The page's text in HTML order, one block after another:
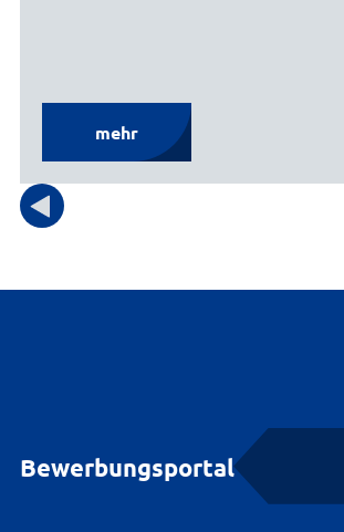
mehr
Bewerbungsportal